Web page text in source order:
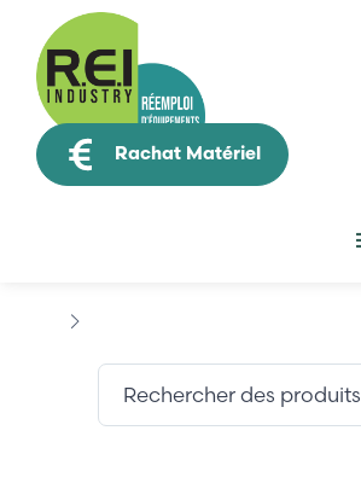
Rachat Matériel
Rechercher des produits